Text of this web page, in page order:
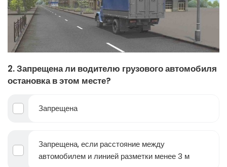
2. Запрещена ли водителю грузового автомобиля
остановка в этом месте?
Запрещена
Запрещена, если расстояние между
автомобилем и линией разметки менее 3 м